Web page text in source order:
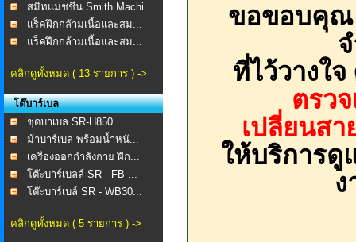
สมิทแมชชีน Smith Machi...
แร็คฝึกกล้ามเนื้อและสม...
แร็คฝึกกล้ามเนื้อและสม...
คลิกดูทั้งหมด ( 13 รายการ ) ->
โต๊บาร์เบล
ชุดบาเบล SR-H850
ม้าบาร์เบล พร้อมน้ำหนั...
เครื่องออกกำลังกาย ฝึก...
โต๊ะบาร์เบลล์ SR - FB ...
โต๊ะบาร์เบล์ SR - WB30...
คลิกดูทั้งหมด ( 5 รายการ ) ->
ขอขอบคุณ
ที่ไว้วางใ
ตรว
เปลี่ยนสา
ให้บริการดู